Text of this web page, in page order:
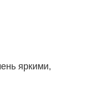
яркими,